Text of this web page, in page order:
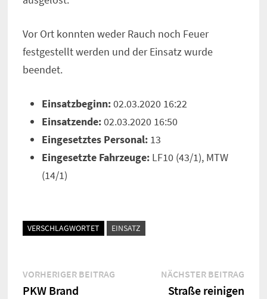
Vor Ort konnten weder Rauch noch Feuer
festgestellt werden und der Einsatz wurde
beendet.
Einsatzbeginn:02.03.2020 16:22
Einsatzende:02.03.2020 16:50
Eingesetztes Personal:13
Eingesetzte Fahrzeuge: LF10 (43/1), MTW
(14/1)
VERSCHLAGWORTET EINSATZ
Beitragsnavigation
VORHERIGER BEITRAGVorheriger
PKW Brand
NÄCHSTER BEITRAG
Straße reinigen